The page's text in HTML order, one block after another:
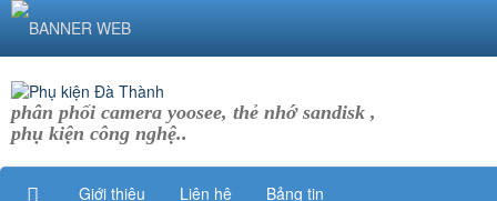
phân phối camera yoosee, thẻ nhớ sandisk ,
phụ kiện công nghệ..
Giới thiệu Liên hệ Bảng tin